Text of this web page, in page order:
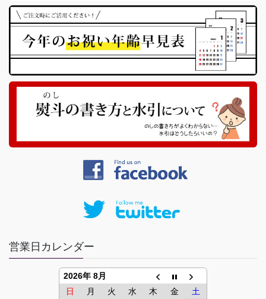
営業日カレンダー
2026年 8月
日
月 火 水 木 金
土